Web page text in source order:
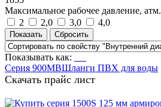
Максимальное рабочее давление, атм.
2
2,0 3,0 4,0
Показывать как:
Серия 900MBШланги ПВХ для воды
Скачать прайс лист